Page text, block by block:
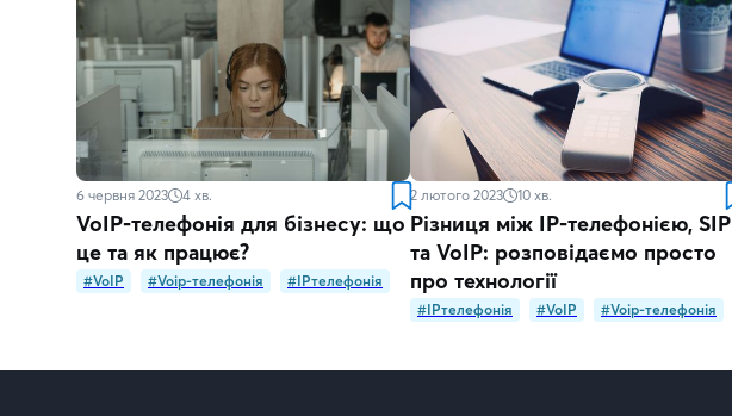
6 червня 2023 4 хв.
VoIP-телефонія для бізнесу: що
це та як працює?
#VoIP #Voip-телефонія #IPтелефонія
2 лютого 2023 10 хв.
Різниця між IP-телефонією, SIP
та VoIP: розповідаємо просто
про технології
#IPтелефонія #VoIP #Voip-телефонія